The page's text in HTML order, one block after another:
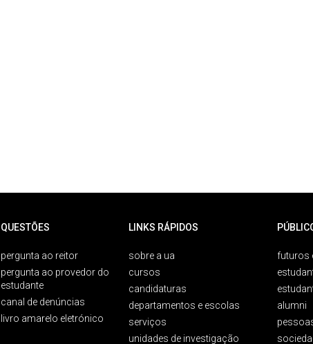
QUESTÕES
pergunta ao reitor
pergunta ao provedor do
estudante
canal de denúncias
livro amarelo eletrónico
LINKS RÁPIDOS
sobre a ua
cursos
candidaturas
departamentos e escolas
serviços
unidades de investigação
futuros
alumni